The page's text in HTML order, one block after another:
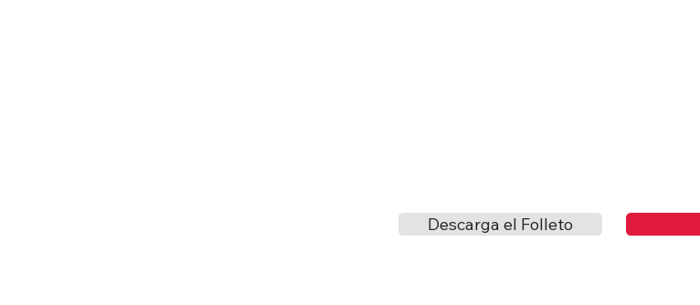
Descarga el Folleto